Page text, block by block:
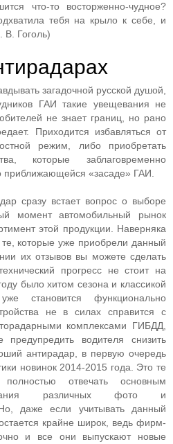
что-то восторженно-чудное?
тебя на крыло к себе, и
Гоголь)
загадочной русской душой,
ГАИ такие увещевания не
не знает границ, но рано
Приходится избавляться от
режим, либо приобретать
которые заблаговременно
приближающейся «засаде» ГАИ.
сразу встает вопрос о выборе
момент автомобильный рынок
этой продукции. Наверняка
которые уже приобрели данный
их отзывов вы можете сделать
прогресс не стоит на
было хитом сезона и классикой
становится функционально
не в силах справится с
комплексами ГИБДД,
водителя снизить
антирадар, в первую очередь
новинок 2014-2015 года. Это те
отвечать основным
различных фото и
даже если учитывать данный
крайне широк, ведь фирм-
и все они выпускают новые